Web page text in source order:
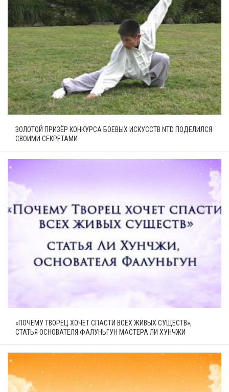
ЗОЛОТОЙ ПРИЗЁР КОНКУРСА БОЕВЫХ ИСКУССТВ NTD ПОДЕЛИЛСЯ
СВОИМИ СЕКРЕТАМИ
«ПОЧЕМУ ТВОРЕЦ ХОЧЕТ СПАСТИ ВСЕХ ЖИВЫХ СУЩЕСТВ»,
СТАТЬЯ ОСНОВАТЕЛЯ ФАЛУНЬГУН МАСТЕРА ЛИ ХУНЧЖИ